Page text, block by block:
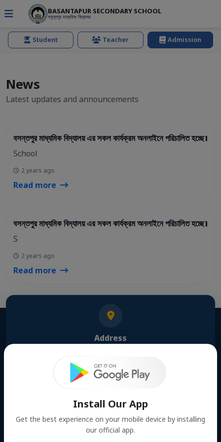
BASANTAPUR SECONDARY SCHOOL
বসুন্তপুর মাধ্যমিক বিদ্যালয়
Student Teacher Admission
News
Latest updates and announcements
বসন্তপুর মাধ্যমিক বিদ্যালয় এর সকল কার্যক্রম অনলাইনে পরিচালিত হচ্ছে।
School
2 years ago
Read more
বসন্তপুর মাধ্যমিক বিদ্যালয় এর সকল কার্যক্রম অনলাইনে পরিচালিত হচ্ছে।
S
2 years ago
Read more
Address
01309116776
Install Our App
Get the best experience on your mobile device by installing
our official app.